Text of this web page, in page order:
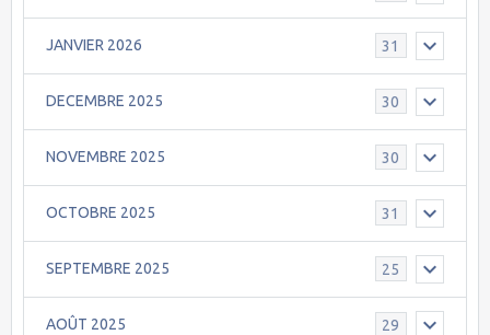
JANVIER 2026 31
DECEMBRE 2025 30
NOVEMBRE 2025 30
OCTOBRE 2025 31
SEPTEMBRE 2025 25
AOÛT 2025 29